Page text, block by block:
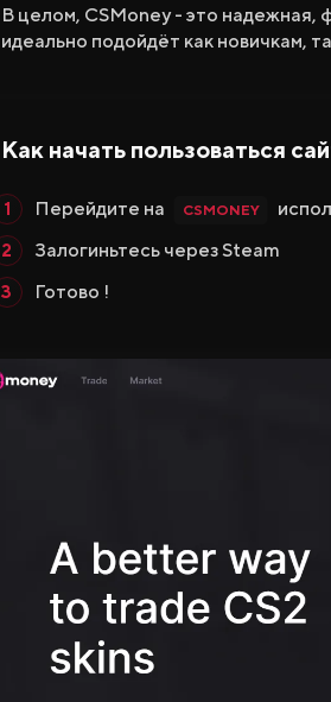
В целом, CSMoney - это надежная,
идеально подойдёт как новичкам,
Как начать пользоваться
Перейдите на CSMONEY
Залогиньтесь через Steam
Готово !